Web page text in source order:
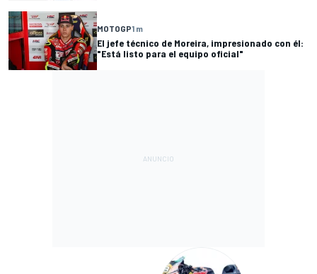
MOTOGP1 m
El jefe técnico de Moreira, impresionado con él:
"Está listo para el equipo oficial"